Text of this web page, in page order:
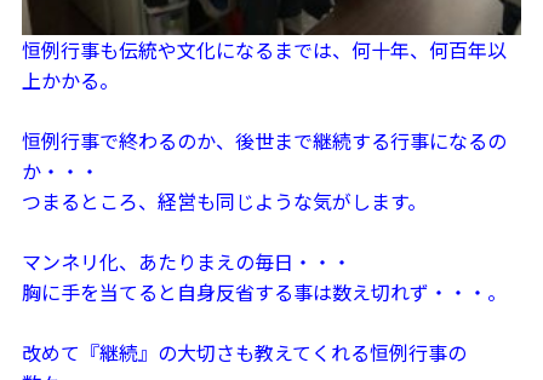
恒例行事も伝統や文化になるまでは、何十年、何百年以
上かかる。
恒例行事で終わるのか、後世まで継続する行事になるの
か・・・
つまるところ、経営も同じような気がします。
マンネリ化、あたりまえの毎日・・・
胸に手を当てると自身反省する事は数え切れず・・・。
改めて『継続』の大切さも教えてくれる恒例行事の